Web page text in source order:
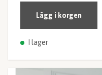
Lägg i korgen
I lager